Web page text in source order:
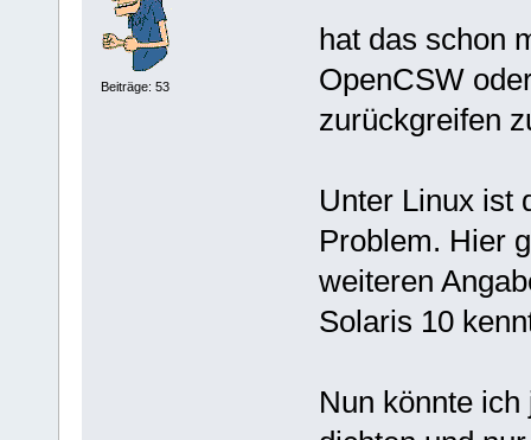
Beiträge: 53
hat das schon
OpenCSW
zurückgreifen
Unter Linux ist
Problem. Hier
weiteren
Solaris 10
Nun könnte